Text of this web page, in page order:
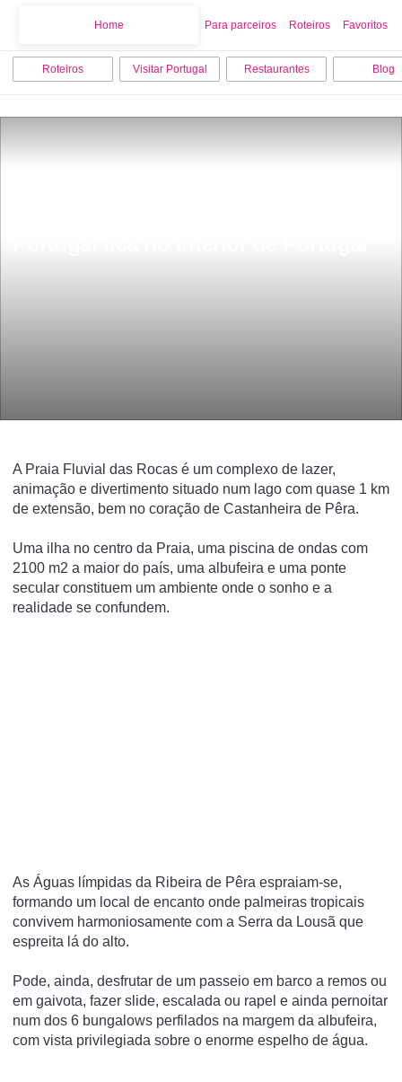
Home Para parceiros Roteiros Favoritos
Roteiros Visitar Portugal Restaurantes Blog
A Praia Fluvial das Rocas é um complexo de lazer,
animação e divertimento situado num lago com quase 1 km
de extensão, bem no coração de Castanheira de Pêra.
Uma ilha no centro da Praia, uma piscina de ondas com
2100 m2 a maior do paí­s, uma albufeira e uma ponte
secular constituem um ambiente onde o sonho e a
realidade se confundem.
As Águas lí­mpidas da Ribeira de Pêra espraiam-se,
formando um local de encanto onde palmeiras tropicais
convivem harmoniosamente com a Serra da Lousã que
espreita lá do alto.
Pode, ainda, desfrutar de um passeio em barco a remos ou
em gaivota, fazer slide, escalada ou rapel e ainda pernoitar
num dos 6 bungalows perfilados na margem da albufeira,
com vista privilegiada sobre o enorme espelho de água.